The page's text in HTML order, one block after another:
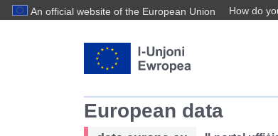
An official website of the European Union How do
European data